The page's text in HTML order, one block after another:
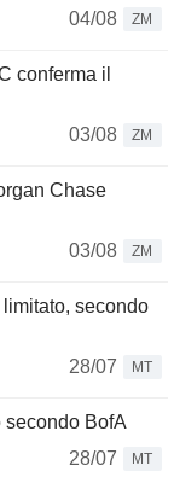
04/08
ZM
conferma il
03/08
ZM
Chase
03/08
ZM
secondo
28/07
MT
BofA
28/07
MT